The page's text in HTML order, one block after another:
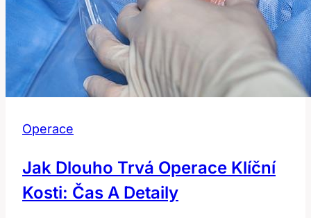
Operace
Jak Dlouho Trvá Operace Klíční
Kosti: Čas A Detaily